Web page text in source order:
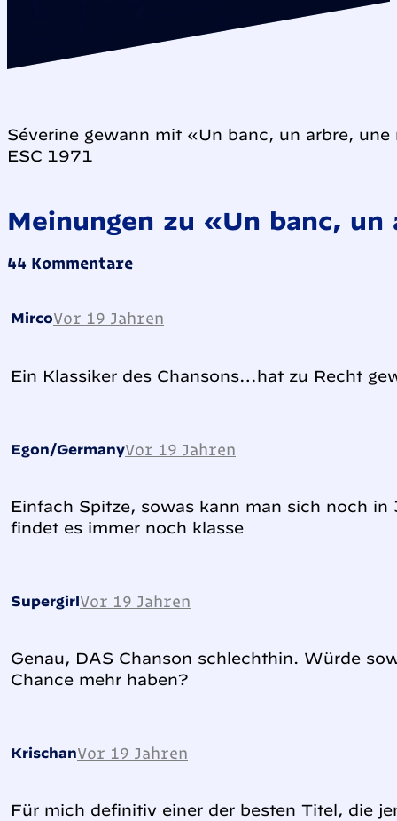
Séverine gewann mit «Un banc, un arbre,
ESC 1971
Meinungen zu «Un banc, un
44 Kommentare
MircoVor 19 Jahren
Ein Klassiker des Chansons…hat zu Recht
Egon/GermanyVor 19 Jahren
Einfach Spitze, sowas kann man sich noch
findet es immer noch klasse
SupergirlVor 19 Jahren
Genau, DAS Chanson schlechthin. Würde
Chance mehr haben?
KrischanVor 19 Jahren
Für mich definitiv einer der besten Titel, die